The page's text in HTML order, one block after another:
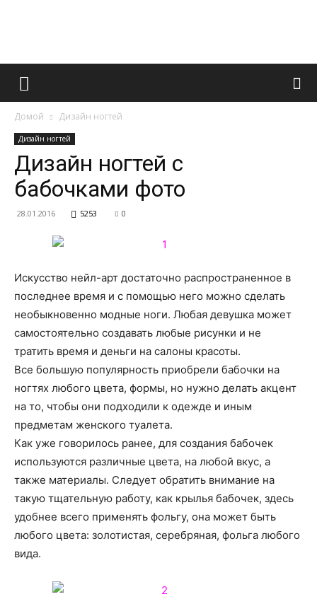
Французский
и
о
Домой Дизайн ногтей
Дизайн ногтей
Дизайн ногтей с
бабочками фото
28.01.2016 5253 0
Искусство нейл-арт достаточно распространенное в
последнее время и с помощью него можно сделать
необыкновенно модные ноги. Любая девушка может
самостоятельно создавать любые рисунки и не
тратить время и деньги на салоны красоты.
Все большую популярность приобрели бабочки на
ногтях любого цвета, формы, но нужно делать акцент
на то, чтобы они подходили к одежде и иным
предметам женского туалета.
Как уже говорилось ранее, для создания бабочек
используются различные цвета, на любой вкус, а
также материалы. Следует обратить внимание на
такую тщательную работу, как крылья бабочек, здесь
удобнее всего применять фольгу, она может быть
любого цвета: золотистая, серебряная, фольга любого
вида.